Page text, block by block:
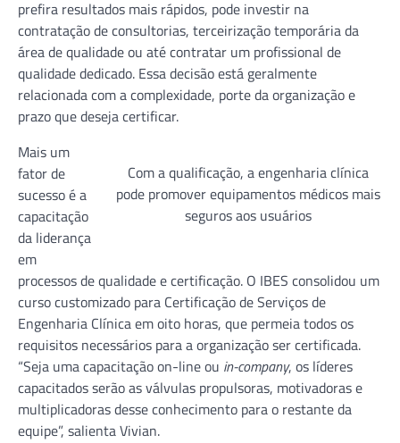
prefira resultados mais rápidos, pode investir na
contratação de consultorias, terceirização temporária da
área de qualidade ou até contratar um profissional de
qualidade dedicado. Essa decisão está geralmente
relacionada com a complexidade, porte da organização e
prazo que deseja certificar.
Com a qualificação, a engenharia clínica
pode promover equipamentos médicos mais
seguros aos usuários
Mais um
fator de
sucesso é a
capacitação
da liderança
em
processos de qualidade e certificação. O IBES consolidou um
curso customizado para Certificação de Serviços de
Engenharia Clínica em oito horas, que permeia todos os
requisitos necessários para a organização ser certificada.
“Seja uma capacitação on-line ou in-company, os líderes
capacitados serão as válvulas propulsoras, motivadoras e
multiplicadoras desse conhecimento para o restante da
equipe”, salienta Vivian.